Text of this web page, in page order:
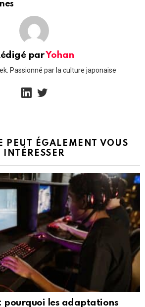
parYohan
Passionné par la culture japonaise
linkedin
PEUT ÉGALEMENT VOUS
INTÉRESSER
: pourquoi les adaptations